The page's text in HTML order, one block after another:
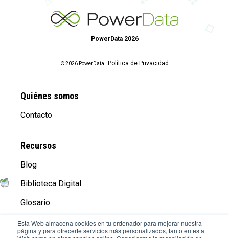
Esta Web almacena cookies en tu ordenador para mejorar nuestra
página y para ofrecerte servicios más personalizados, tanto en esta
PowerData 2026
© 2026 PowerData | Política de Privacidad
Quiénes somos
Contacto
Recursos
Blog
Biblioteca Digital
Glosario
Compañía